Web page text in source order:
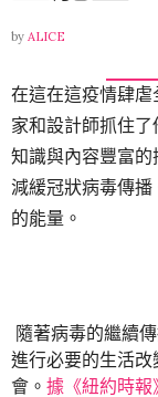
by ALICE
在這在這疫情肆
家和設計師抓住
知識與內容豐富
減緩冠狀病毒傳
的能量。
隨著病毒的繼續
進行必要的生活
會。 據《紐約時報